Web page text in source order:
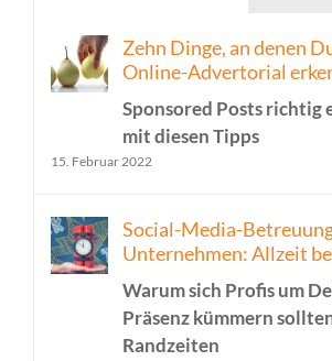
Zehn Dinge, an denen
Online-Advertorial
Sponsored Posts richtig
mit diesen Tipps
15. Februar 2022
Social-Media-
Unternehmen: Allzeit
Warum sich Profis um
Präsenz kümmern
Randzeiten